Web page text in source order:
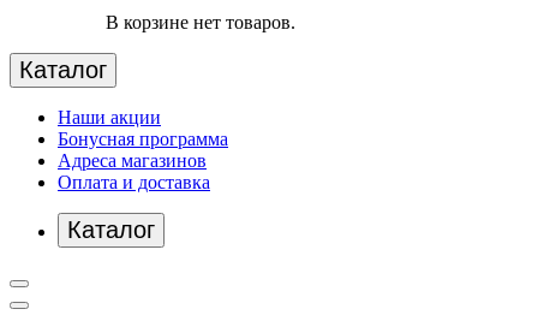
В корзине нет товаров.
Каталог
Наши акции
Бонусная программа
Адреса магазинов
Оплата и доставка
Каталог